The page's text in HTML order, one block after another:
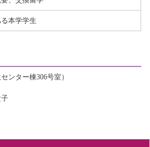
本学学生
ンター棟306号室）